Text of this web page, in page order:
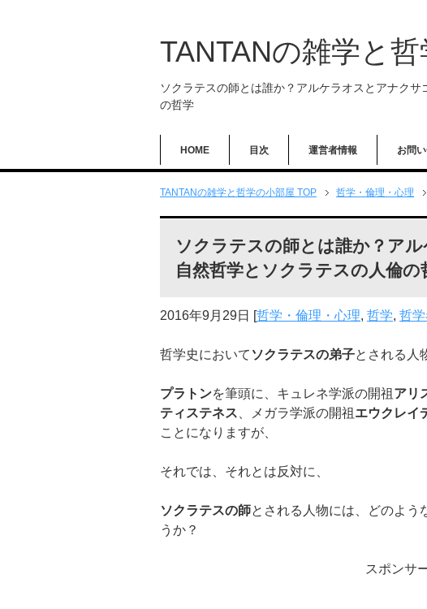
TANTANの雑学と
ソクラテスの師とは誰か？アルケラオスとアナク
の哲学
HOME 目次 運営者情報 お問
TANTANの雑学と哲学の小部屋 TOP 哲学・倫理・心理
ソクラテスの師とは誰か？ア
自然哲学とソクラテスの人倫の
2016年9月29日 [哲学・倫理・心理, 哲学, 哲
哲学史において ソクラテスの弟子とされる人
プラトンを筆頭に、キュレネ学派の開祖 アリ
ティステネス 、メガラ学派の開祖 エウクレイ
ことになりますが、
それでは、それとは反対に、
ソクラテスの師とされる人物には、どのよう
うか？
スポンサ